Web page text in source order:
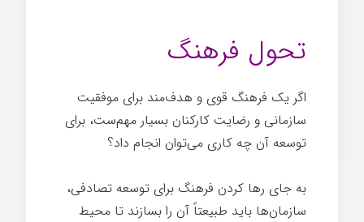
تحول فرهنگ
اگر یک فرهنگ قوی و هدف‌مند برای موفقیت
سازمانی و رضایت کارکنان بسیار مهم‌ست، برای
توسعه آن چه کاری می‌توان انجام داد؟
به جای رها کردن فرهنگ برای توسعه تصادفی،
سازمان‌ها باید طبیعتاً آن را بسازند تا محیط